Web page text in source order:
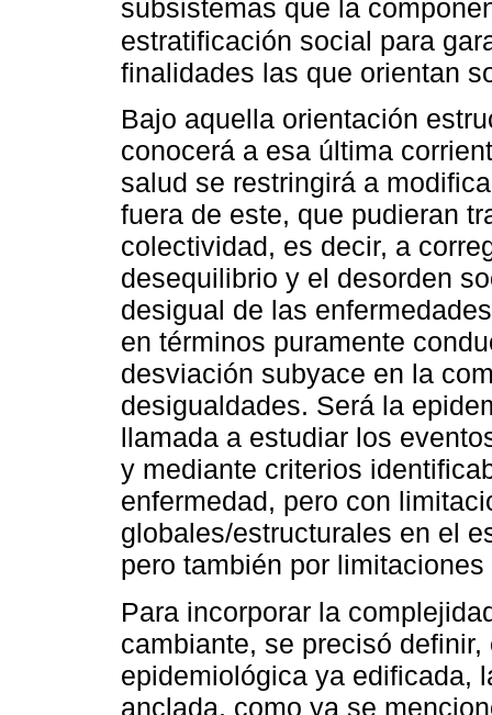
subsistemas que la
estratificación social para
finalidades las que orientan
Bajo aquella orientación
conocerá a esa última
salud se restringirá a
fuera de este, que pudieran
colectividad, es decir, a
desequilibrio y el desorden
desigual de las
en términos puramente
desviación subyace en la
desigualdades. Será la
llamada a estudiar los
y mediante criterios
enfermedad, pero con
globales/estructurales en el
pero también por
Para incorporar la
cambiante, se precisó
epidemiológica ya edificada,
anclada, como ya se